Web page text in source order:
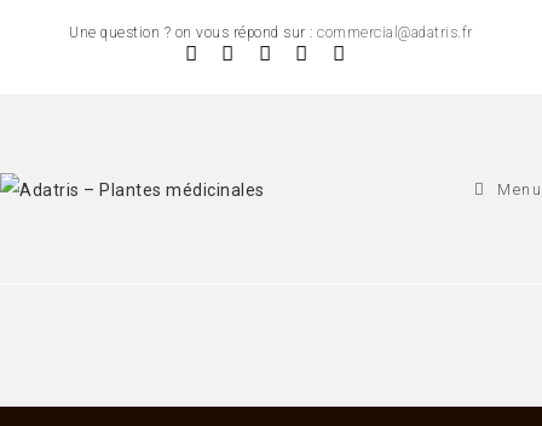
Une question ? on vous répond sur :commercial@adatris.fr
Menu